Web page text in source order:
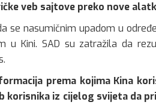
veb sajtove preko nove
se nasumičnim upadom u
u Kini. SAD su zatražila da
prema kojima Kina
korisnika iz cijelog svijeta da